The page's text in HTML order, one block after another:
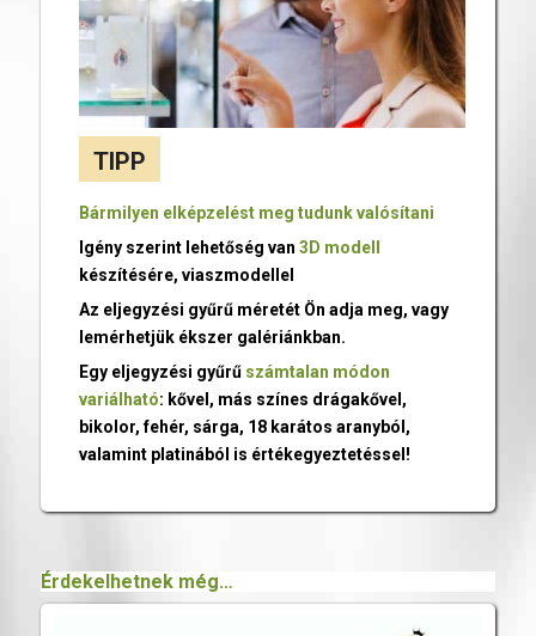
TIPP
Bármilyen elképzelést meg tudunk valósítani
Igény szerint lehetőség van 3D modell
készítésére, viaszmodellel
Az eljegyzési gyűrű méretét Ön adja meg, vagy
lemérhetjük ékszer galériánkban.
Egy eljegyzési gyűrű számtalan módon
variálható: kővel, más színes drágakővel,
bikolor, fehér, sárga, 18 karátos aranyból,
valamint platinából is értékegyeztetéssel!
Érdekelhetnek még…